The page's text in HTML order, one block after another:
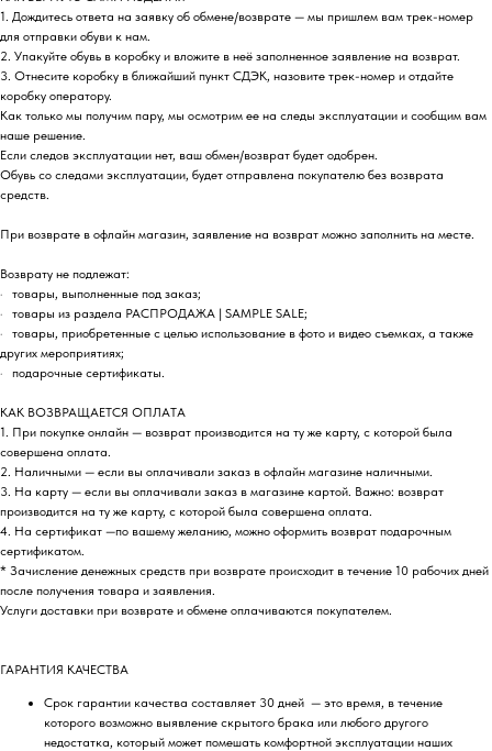
1. Дождитесь ответа на заявку об обмене/возврате — мы пришлем вам трек-номер
для отправки обуви к нам.
2. Упакуйте обувь в коробку и вложите в неё заполненное заявление на возврат.
3. Отнесите коробку в ближайший пункт СДЭК, назовите трек-номер и отдайте
коробку оператору.
Как только мы получим пару, мы осмотрим ее на следы эксплуатации и сообщим вам
наше решение.
Если следов эксплуатации нет, ваш обмен/возврат будет одобрен.
Обувь со следами эксплуатации, будет отправлена покупателю без возврата
средств.
При возврате в офлайн магазин, заявление на возврат можно заполнить на месте.
Возврату не подлежат:
· товары, выполненные под заказ;
· товары из раздела РАСПРОДАЖА | SAMPLE SALE;
· товары, приобретенные с целью использование в фото и видео съемках, а также
других мероприятиях;
· подарочные сертификаты.
КАК ВОЗВРАЩАЕТСЯ ОПЛАТА
1. При покупке онлайн — возврат производится на ту же карту, с которой была
совершена оплата.
2. Наличными — если вы оплачивали заказ в офлайн магазине наличными.
3. На карту — если вы оплачивали заказ в магазине картой. Важно: возврат
производится на ту же карту, с которой была совершена оплата.
4. На сертификат —по вашему желанию, можно оформить возврат подарочным
сертификатом.
* Зачисление денежных средств при возврате происходит в течение 10 рабочих дней
после получения товара и заявления.
Услуги доставки при возврате и обмене оплачиваются покупателем.
ГАРАНТИЯ КАЧЕСТВА
Срок гарантии качества составляет 30 дней — это время, в течение
которого возможно выявление скрытого брака или любого другого
недостатка, который может помешать комфортной эксплуатации наших